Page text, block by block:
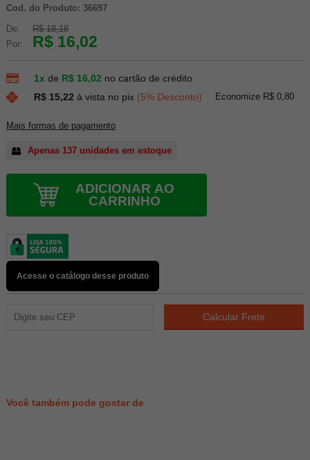
Cod. do Produto: 36697
De:
R$ 18,18
Por:
R$ 16,02
1x de R$ 16,02 no cartão de crédito
R$ 15,22 à vista no pix (5% Desconto) Economize R$ 0,80
Mais formas de pagamento
Apenas 137 unidades em estoque
ADICIONAR AO
CARRINHO
Acesse o catálogo desse produto
Você também pode gostar de